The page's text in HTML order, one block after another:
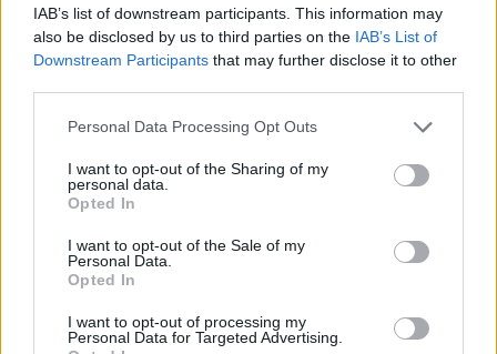
IAB’s list of downstream participants. This information may
also be disclosed by us to third parties on the IAB’s List of
Downstream Participants that may further disclose it to other
Please note that this website/app uses one or more Google
not limited to your visit or usage behaviour. You may click to
grant or deny consent to Google and its third-party tags to
use your data for below specified purposes in below Google
consent section.
Personal Data Processing Opt Outs
I want to opt-out of the Sharing of my
personal data.
Opted In
I want to opt-out of the Sale of my
Personal Data.
Opted In
I want to opt-out of processing my
Personal Data for Targeted Advertising.
zadnja dva tedna skoraj brez
vrača Dežela škratov
Brezplačna osvežitev: Skočite v
bazen v Slovenj Gradcu in na
Pol stoletja glasbe na tromeji:
Graška Gora obeležuje 50.